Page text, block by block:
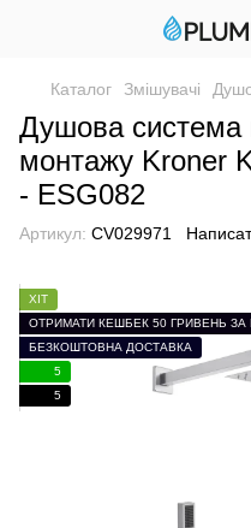
Каталог Змішувачі
Душова система
монтажу Kroner
- ESG082
Артикул: CV029971
ХІТ
ОТРИМАТИ КЕШБЕК 50 ГРИВЕНЬ ЗА
БЕЗКОШТОВНА ДОСТАВКА
5
5